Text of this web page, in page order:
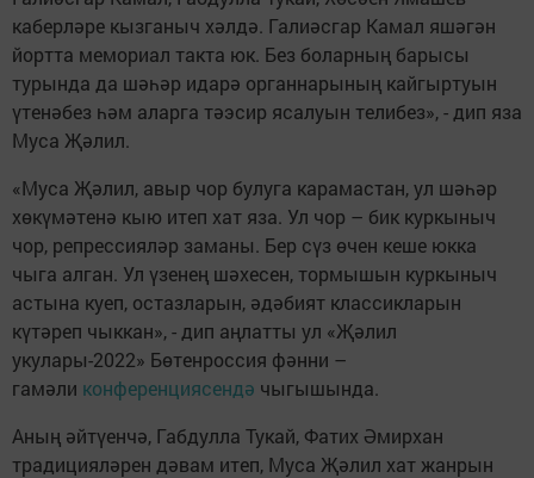
каберләре кызганыч хәлдә. Галиәсгар Камал яшәгән
йортта мемориал такта юк. Без боларның барысы
турында да шәһәр идарә органнарының кайгыртуын
үтенәбез һәм аларга тәэсир ясалуын телибез», - дип яза
Муса Җәлил.
«Муса Җәлил, авыр чор булуга карамастан, ул шәһәр
хөкүмәтенә кыю итеп хат яза. Ул чор – бик куркыныч
чор, репрессияләр заманы. Бер сүз өчен кеше юкка
чыга алган. Ул үзенең шәхесен, тормышын куркыныч
астына куеп, остазларын, әдәбият классикларын
күтәреп чыккан», - дип аңлатты ул «Җәлил
укулары-2022» Бөтенроссия фәнни –
гамәли конференциясендә чыгышында.
Аның әйтүенчә, Габдулла Тукай, Фатих Әмирхан
традицияләрен дәвам итеп, Муса Җәлил хат жанрын